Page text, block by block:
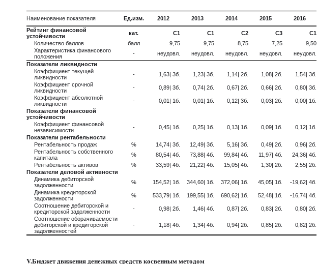
Наименование показателя Ед.изм. 2012 2013 2014 2015
2016
Рейтинг финансовой
устойчивости
кат. C1 C1 C2 C3
C1
Количество баллов
балл 9,75 9,75 8,75 7,25
9,50
Характеристика финансового
положения
- неудовл. неудовл. неудовл. неудовл.
неудовл.
Показатели ликвидности
Коэффициент текущей
ликвидности
- 1,63| 3б. 1,23| 3б. 1,14| 2б. 1,08| 2б.
1,54| 3б.
Коэффициент срочной
ликвидности
- 0,89| 3б. 0,74| 2б. 0,67| 2б. 0,66| 2б.
0,80| 3б.
Коэффициент абсолютной
ликвидности
- 0,01| 1б. 0,01| 1б. 0,12| 3б. 0,03| 2б.
0,00| 1б.
Показатели финансовой
устойчивости
Коэффициент финансовой
независимости
- 0,45| 1б. 0,25| 1б. 0,13| 1б. 0,09| 1б.
0,12| 1б.
Показатели рентабельности
Рентабельность продаж
% 14,74| 3б. 12,49| 3б. 5,16| 3б. 0,49| 2б.
0,96| 2б.
Рентабельность собственного
капитала
% 80,54| 4б. 73,88| 4б. 99,84| 4б. 11,97| 4б.
24,36| 4б.
Рентабельность активов
% 33,59| 4б. 21,22| 4б. 15,05| 4б. 1,30| 2б.
2,55| 2б.
Показатели деловой активности
Динамика дебиторской
задолженности
% 154,52| 1б. 344,60| 1б. 372,06| 1б. 45,05| 1б.
-19,62| 4б.
Динамика кредиторской
задолженности
% 533,79| 1б. 199,55| 1б. 690,62| 1б. 52,48| 1б.
-16,74| 4б.
Соотношение дебиторской и
кредиторской задолженности
- 0,98| 2б. 1,46| 4б. 0,87| 2б. 0,83| 2б.
0,80| 2б.
Соотношение оборачиваемости
дебиторской и кредиторской
задолженностей
- 1,18| 4б. 1,34| 4б. 0,94| 2б. 0,85| 2б. 0,82| 2б.
V.Бюджет движения денежных средств косвенным методом